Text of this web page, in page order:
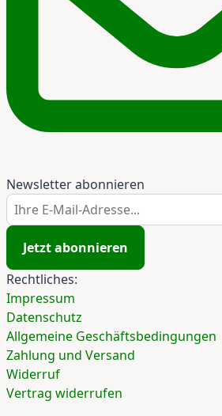
Newsletter abonnieren
Ihre E-Mail-Adresse...
Jetzt abonnieren
Rechtliches:
Impressum
Datenschutz
Allgemeine Geschäftsbedingungen
Zahlung und Versand
Widerruf
Vertrag widerrufen